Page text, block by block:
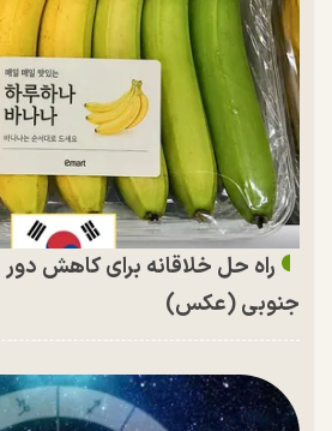
راه حل خلاقانه برای کاهش دور
جنوبی (عکس)